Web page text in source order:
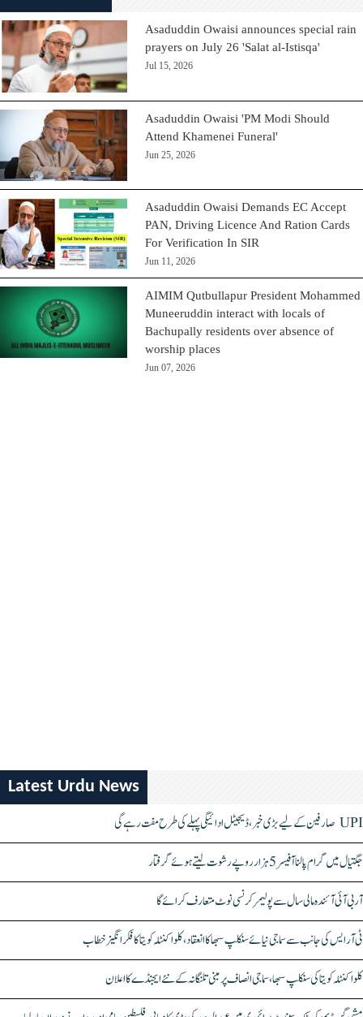
Asaduddin Owaisi announces special rain
prayers on July 26 'Salat al-Istisqa'
Jul 15, 2026
Asaduddin Owaisi 'PM Modi Should
Attend Khamenei Funeral'
Jun 25, 2026
Asaduddin Owaisi Demands EC Accept
PAN, Driving Licence And Ration Cards
For Verification In SIR
Jun 11, 2026
AIMIM Qutbullapur President Mohammed
Muneeruddin interact with locals of
Bachupally residents over absence of
worship places
Jun 07, 2026
Latest Urdu News
UPI صارفین کے لیے بڑی خبر، ڈیجیٹل ادائیگی پہلے کی طرح مفت رہے گی
جگتیال میں گرام پالنا آفیسر 5 ہزار روپے رشوت لیتے ہوئے گرفتار
آر بی آئی آئندہ مالی سال سے پولیمر کرنسی نوٹ متعارف کرائے گا
ٹی آر ایس کی جانب سے سماجی نیائے سنکلپ سبھا کا انعقاد، کلواکنٹلہ کویتا کا فکر انگیز خطاب
کلواکنٹلہ کویتا کی سنکلپ سبھا، سماجی انصاف پر مبنی تلنگانہ کے نئے ایجنڈے کا اعلان